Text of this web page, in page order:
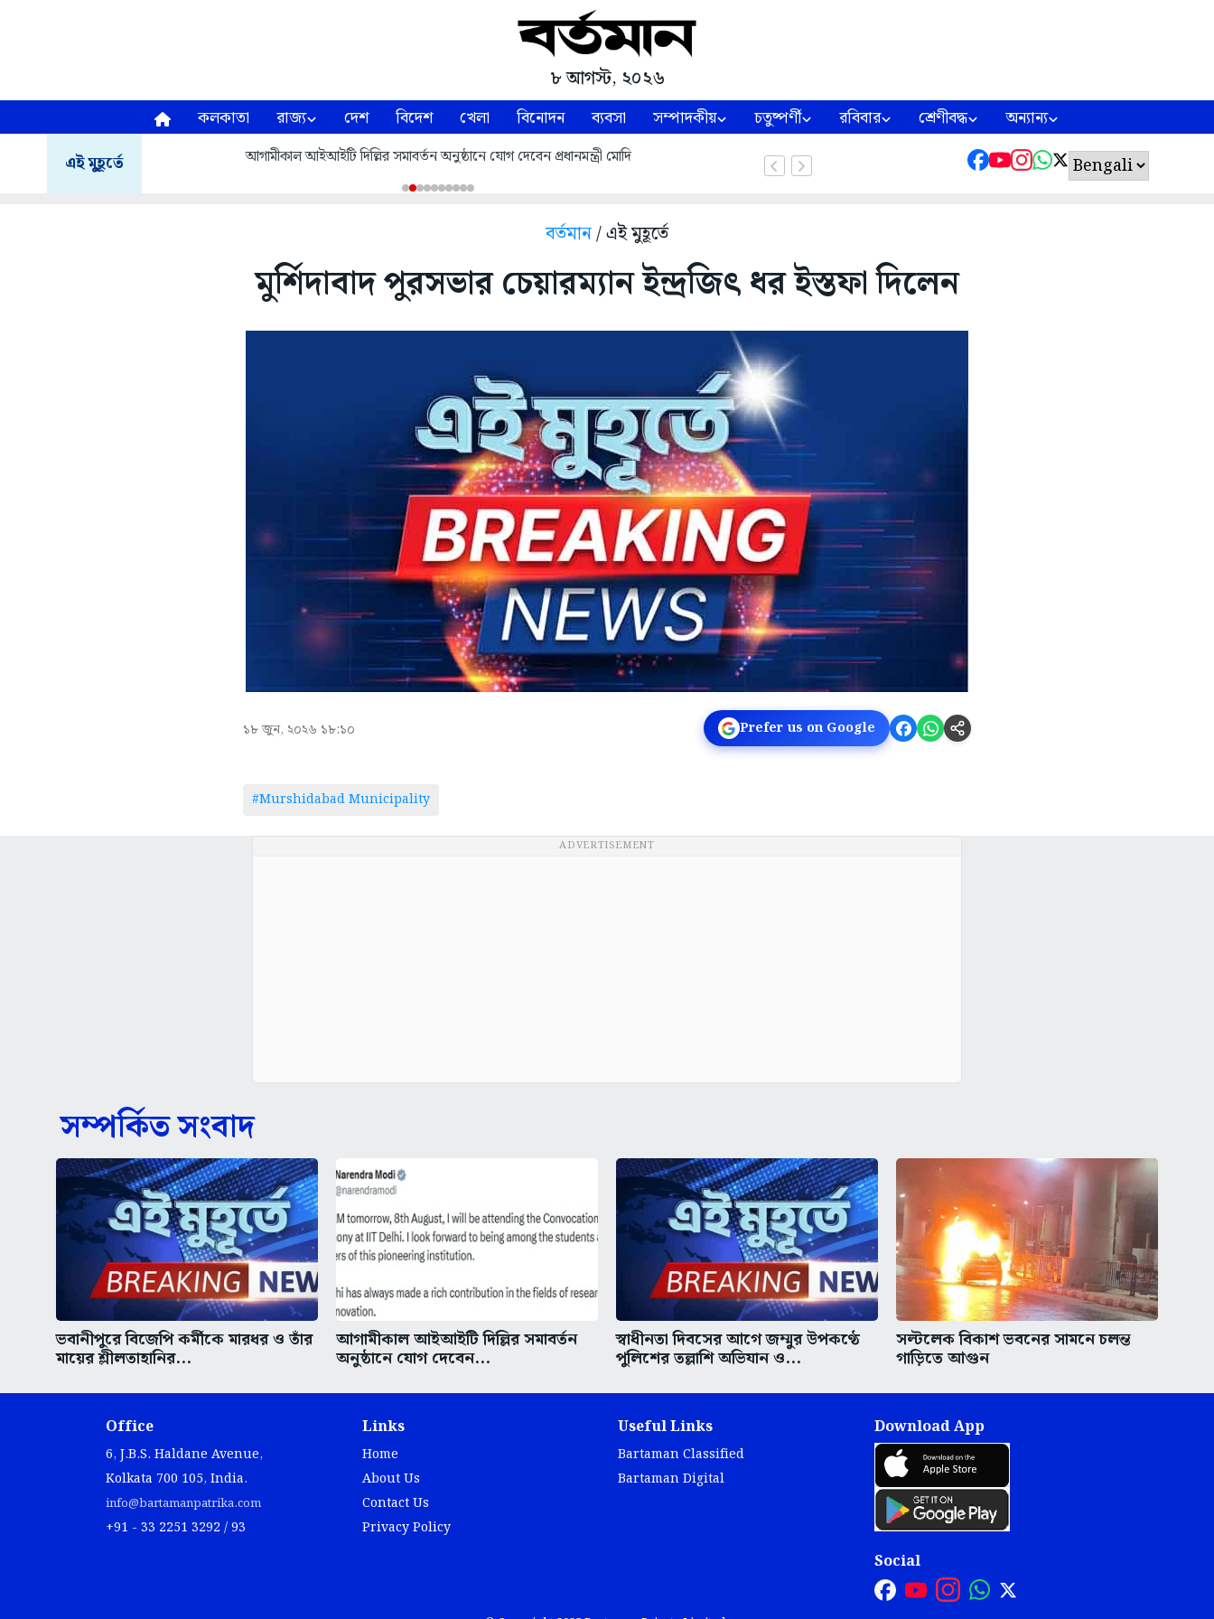
৮ আগস্ট, ২০২৬
কলকাতা রাজ্য দেশ বিদেশ খেলা বিনোদন ব্যবসা সম্পাদকীয় চতুষ্পর্ণী রবিবার শ্রেণীবদ্ধ অন্যান্য
এই মুহূর্তে আগামীকাল আইআইটি দিল্লির সমাবর্তন অনুষ্ঠানে যোগ দেবেন প্রধানমন্ত্রী মোদি
বর্তমান/ এই মুহূর্তে
মুর্শিদাবাদ পুরসভার চেয়ারম্যান ইন্দ্রজিৎ ধর ইস্তফা দিলেন
১৮ জুন, ২০২৬ ১৮:১০ Prefer us on Google
#Murshidabad Municipality
ADVERTISEMENT
সম্পর্কিত সংবাদ
ভবানীপুরে বিজেপি কর্মীকে মারধর ও তাঁর
মায়ের শ্লীলতাহানির...
আগামীকাল আইআইটি দিল্লির সমাবর্তন
অনুষ্ঠানে যোগ দেবেন...
স্বাধীনতা দিবসের আগে জম্মুর উপকণ্ঠে
পুলিশের তল্লাশি অভিযান ও...
সল্টলেক বিকাশ ভবনের সামনে চলন্ত
গাড়িতে আগুন
Office
6, J.B.S. Haldane Avenue,
Kolkata 700 105, India.
info@bartamanpatrika.com
+91 - 33 2251 3292 / 93
Links
Home
About Us
Contact Us
Privacy Policy
Useful Links
Bartaman Classified
Bartaman Digital
Download App
Social